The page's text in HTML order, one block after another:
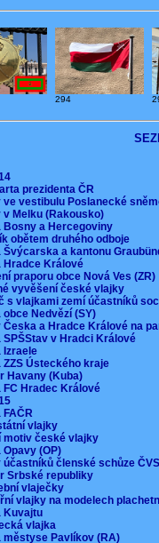
294
prezidenta ČR
ve vestibulu Poslanecké
v Melku (Rakousko)
Bosny a Hercegoviny
obětem druhého odboje
Švýcarska a kantonu
Hradce Králové
praporu obce Nová Ves
vyvěšení české vlajky
s vlajkami zemí účastníků
obce Nedvězí (SY)
Česka a Hradce Králové na
SPŠStav v Hradci Králové
Izraele
ZZS Ústeckého kraje
Havany (Kuba)
FC Hradec Králové
FAČR
vlajky
motiv české vlajky
Opavy (OP)
účastníků členské schůze
Srbské republiky
vlaječky
vlajky na modelech
Kuvajtu
vlajka
městyse Pavlíkov (RA)